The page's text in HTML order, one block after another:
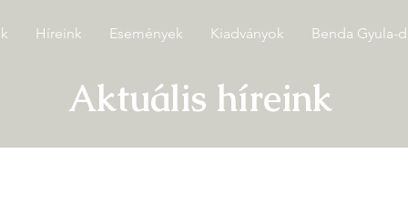
Híreink Események Kiadványok Benda Gyula-
Aktuális híreink